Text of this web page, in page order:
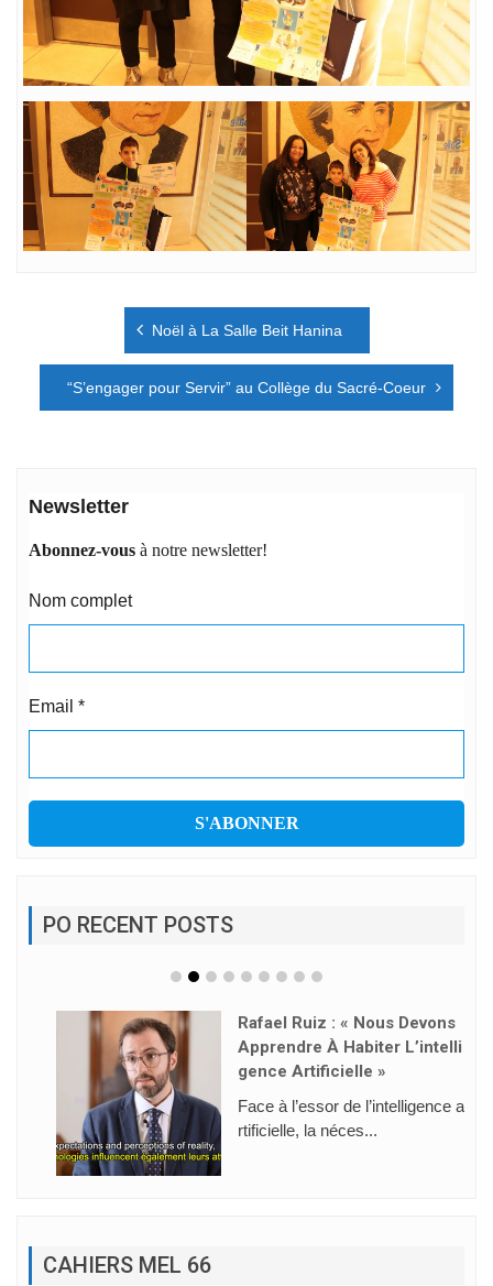
Navigation
l’article
Noël à La Salle Beit Hanina
“S’engager pour Servir” au Collège du Sacré-Coeur
Newsletter
Abonnez-vous à notre newsletter!
Nom complet
Email *
PO RECENT POSTS
Rafael Ruiz : « Nous Devons
Apprendre À Habiter L’intelli
Gence Artificielle »
Face à l’essor de l’intelligence a
rtificielle, la néces...
CAHIERS MEL 66